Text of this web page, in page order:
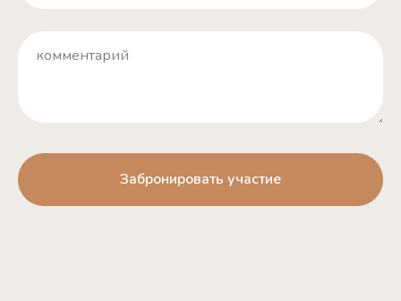
Забронировать участие